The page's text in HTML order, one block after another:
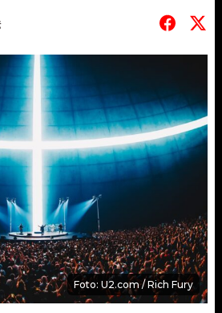
Foto: U2.com / Rich Fury